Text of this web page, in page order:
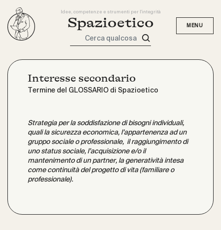
Idee, competenze e strumenti per l'integrità
Spazioetico
Cerca qualcosa
Interesse secondario
Termine del GLOSSARIO di Spazioetico
Strategia per la soddisfazione di bisogni individuali,
quali la sicurezza economica, l’appartenenza ad un
gruppo sociale o professionale, il raggiungimento di
uno status sociale, l’acquisizione e/o il
mantenimento di un partner, la generatività intesa
come continuità del progetto di vita (familiare o
professionale).